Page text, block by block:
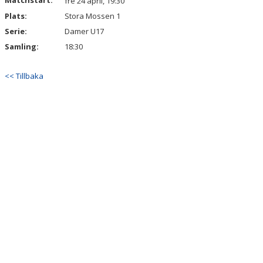
Plats:
Stora Mossen 1
Serie:
Damer U17
Samling:
18:30
<< Tillbaka